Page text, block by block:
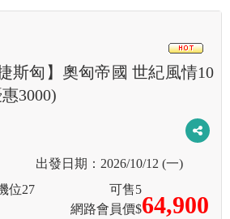
斯匈】奧匈帝國 世紀風情10
3000)
2026/10/12 (一)
網路會員價$64,900
位27 可售5